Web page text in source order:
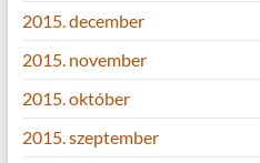
2015. december
2015. november
2015. október
2015. szeptember